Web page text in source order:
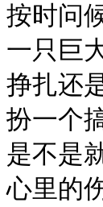
按时问
一只巨
挣扎还
扮一个
是不是
心里的